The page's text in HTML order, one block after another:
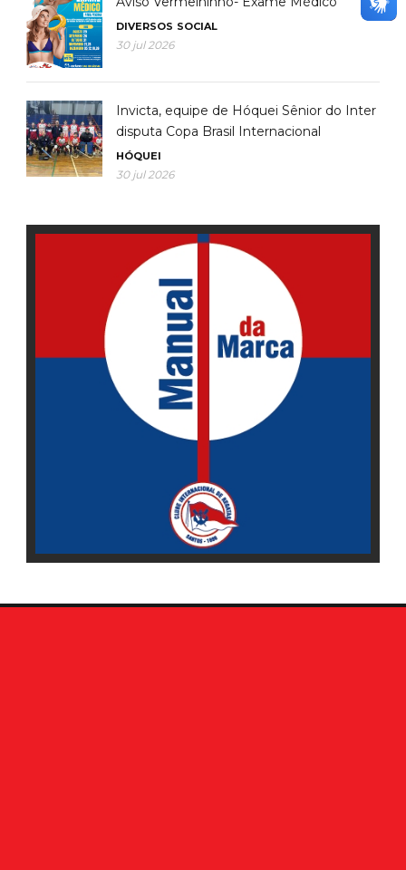
DIVERSOS SOCIAL
30 jul 2026
Invicta, equipe de Hóquei Sênior do Inter
disputa Copa Brasil Internacional
HÓQUEI
30 jul 2026